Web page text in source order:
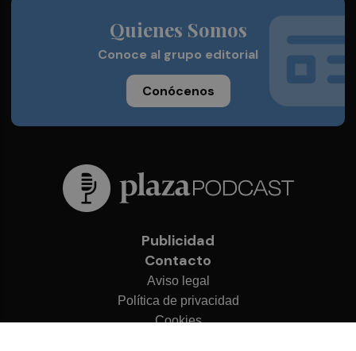
Quienes Somos
Conoce al grupo editorial
Conócenos
Publicidad
Contacto
Aviso legal
Política de privacidad
Cookies